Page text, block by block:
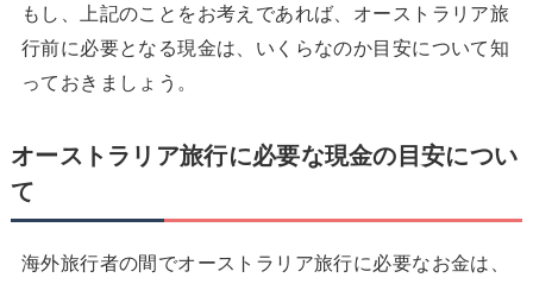
もし、上記のことをお考えであれば、オーストラリア旅
行前に必要となる現金は、いくらなのか目安について知
っておきましょう。
オーストラリア旅行に必要な現金の目安につい
て
海外旅行者の間でオーストラリア旅行に必要なお金は、